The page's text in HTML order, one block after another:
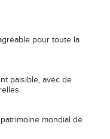
pour toute la
paisible, avec de
mondial de